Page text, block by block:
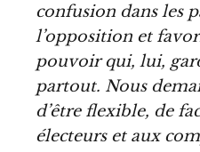
confusion dans les
l’opposition et
pouvoir qui, lui,
partout. Nous
d’être flexible, de
électeurs et aux